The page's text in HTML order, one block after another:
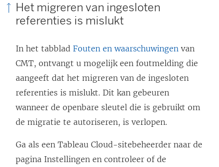
Het migreren van ingesloten
referenties is mislukt
In het tabblad Fouten en waarschuwingen van
CMT, ontvangt u mogelijk een foutmelding die
aangeeft dat het migreren van de ingesloten
referenties is mislukt. Dit kan gebeuren
wanneer de openbare sleutel die is gebruikt om
de migratie te autoriseren, is verlopen.
Ga als een Tableau Cloud-sitebeheerder naar de
pagina Instellingen en controleer of de